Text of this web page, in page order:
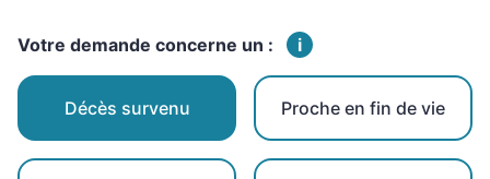
Votre demande concerne un : i
Décès survenu Proche en fin de vie